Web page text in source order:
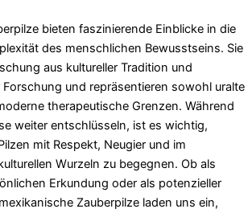
bieten faszinierende Einblicke in die
des menschlichen Bewusstseins. Sie
aus kultureller Tradition und
und repräsentieren sowohl uralte
therapeutische Grenzen. Während
weiter entschlüsseln, ist es wichtig,
mit Respekt, Neugier und im
Wurzeln zu begegnen. Ob als
Erkundung oder als potenzieller
Zauberpilze laden uns ein,